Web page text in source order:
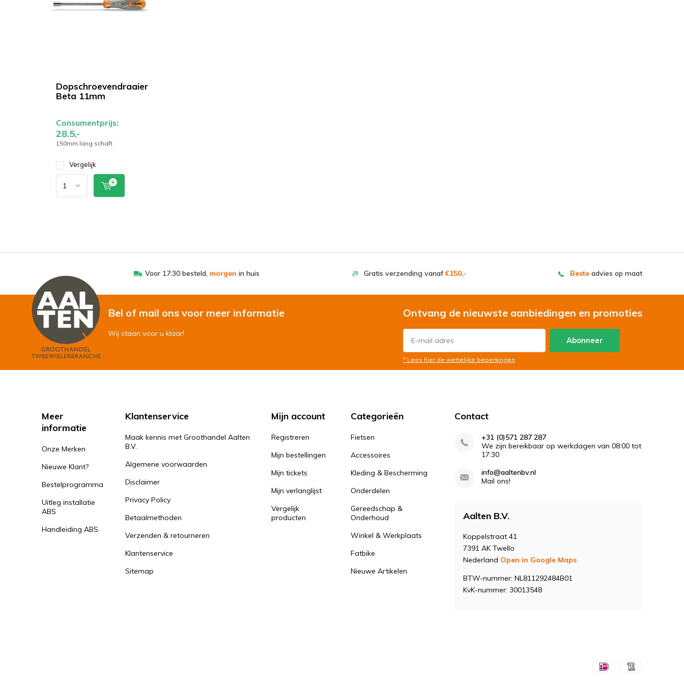
Dopschroevendraaier
Beta 11mm
Consumentprijs:
28.5,-
150mm lang schaft
Vergelijk
Voor 17:30 besteld, morgen in huis Gratis verzending vanaf€150,- Beste advies op maat
Bel of mail ons voor meer informatie
Wij staan voor u klaar!
Ontvang de nieuwste aanbiedingen en promoties
Abonneer
* Lees hier de wettelijke beperkingen
Meer
informatie
Onze Merken
Nieuwe Klant?
Bestelprogramma
Uitleg installatie
ABS
Handleiding ABS
Klantenservice
Maak kennis met Groothandel Aalten
B.V.
Algemene voorwaarden
Disclaimer
Privacy Policy
Betaalmethoden
Verzenden & retourneren
Klantenservice
Sitemap
Mijn account
Registreren
Mijn bestellingen
Mijn tickets
Mijn verlanglijst
Vergelijk
producten
Categorieën
Fietsen
Accessoires
Kleding & Bescherming
Onderdelen
Gereedschap &
Onderhoud
Winkel & Werkplaats
Fatbike
Nieuwe Artikelen
Contact
+31 (0)571 287 287
We zijn bereikbaar op werkdagen van 08:00 tot
17:30
info@aaltenbv.nl
Mail ons!
Aalten B.V.
Koppelstraat 41
7391 AK Twello
Nederland Open in Google Maps
BTW-nummer: NL811292484B01
KvK-nummer: 30013548